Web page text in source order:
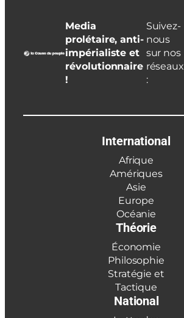
Media
prolétaire, anti-
impérialiste et
révolutionnaire
!
Suivez-
nous
sur nos
réseaux
:
International
Afrique
Amériques
Asie
Europe
Océanie
Théorie
Économie
Philosophie
Stratégie et
Tactique
National